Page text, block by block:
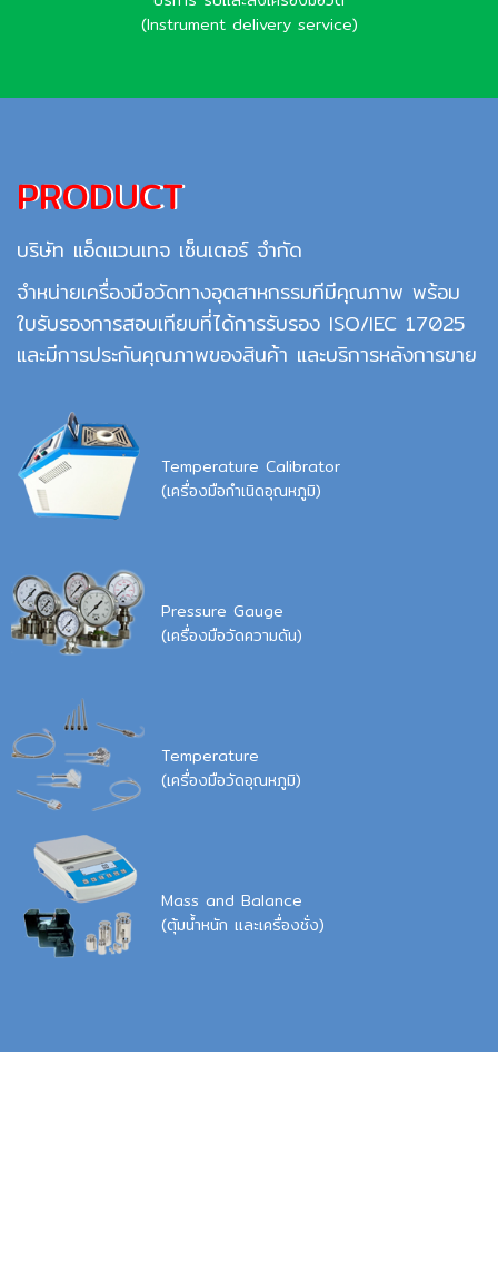
(Instrument delivery service)
PRODUCT
บริษัท แอ็ดแวนเทจ เซ็นเตอร์ จำกัด
จำหน่ายเครื่องมือวัดทางอุตสาหกรรมทีมีคุณภาพ พร้อม
ใบรับรองการสอบเทียบที่ได้การรับรอง ISO/IEC 17025
และมีการประกันคุณภาพของสินค้า และบริการหลังการขาย
Temperature Calibrator
(เครื่องมือกำเนิดอุณหภูมิ)
Pressure Gauge
(เครื่องมือวัดความดัน)
Temperature
(เครื่องมือวัดอุณหภูมิ)
Mass and Balance
(ตุ้มน้ำหนัก และเครื่องชั่ง)